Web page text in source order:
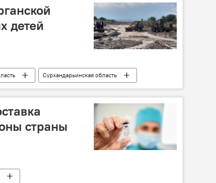
детей
Сурхандарьинская область
Андижанская область
страны